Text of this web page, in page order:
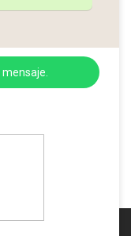
mensaje.